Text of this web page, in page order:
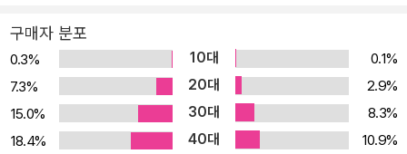
《대혼란의 시대》에서 저자는 “우리는 정말로 ‘대혼란의 시대’를 살아
가고 있는가?” 하고 묻는다. 고시는 미래 세대는 당연히 그렇게 여길
거라고 말한다. 그렇지 않고서는 우리 시대의 문화가 지구 온난화에
맞서는 데 실패한 사실을 설명할 수 없다는 것이다. 이 책에서 그는 기
후변화의 규모와 위력을 파악하지 못하는 우리의 무능을 문학·역사·
구매자 분포
0.3% 10대
0.1%
7.3%
20대
2.9%
15.0%
30대
8.3%
18.4%
40대
10.9%